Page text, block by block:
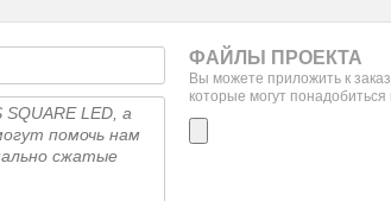
ФАЙЛЫ ПРОЕКТА
Вы можете приложить к
которые могут понадобиться